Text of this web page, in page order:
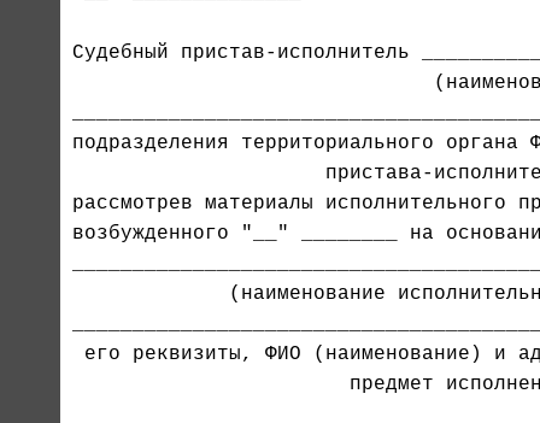
Судебный пристав-исполнитель
подразделения территориального
пристава-
рассмотрев материалы исполнительного
возбужденного "__" ________ на
(наименование
предмет